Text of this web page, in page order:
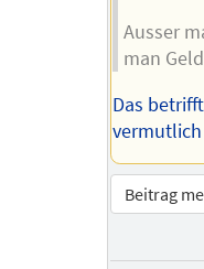
Ausser
man
Das
vermutlich
Beitrag